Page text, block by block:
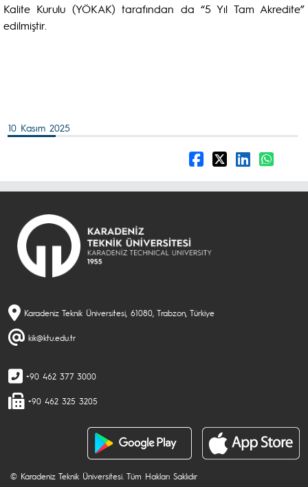
Kalite Kurulu (YÖKAK) tarafından da “5 Yıl Tam Akredite”
edilmiştir.
10 Kasım 2025
Karadeniz Teknik Üniversitesi, 61080, Trabzon, Türkiye
kik@ktu.edu.tr
+90 462 377 3000
+90 462 325 3205
© Karadeniz Teknik Üniversitesi. Tüm Hakları Saklıdır